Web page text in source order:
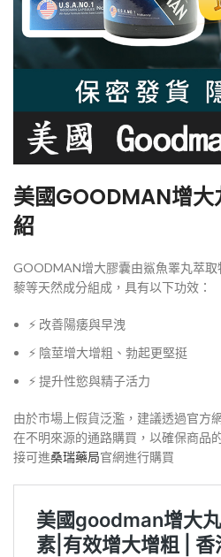
美國GOODMAN增
紹
GOODMAN增大膠囊由鯊魚睪丸萃
藜等天然成分組成，具有以下功效：
⚡ 改善陽痿與早洩
⚡ 陰莖增大增粗、勃起更堅挺
⚡ 提升性慾與精子活力
由於市場上假貨泛濫，建議透過官方
在不明來源的通路購買，以確保商品
接可進桑瑞藥局官網進行購買